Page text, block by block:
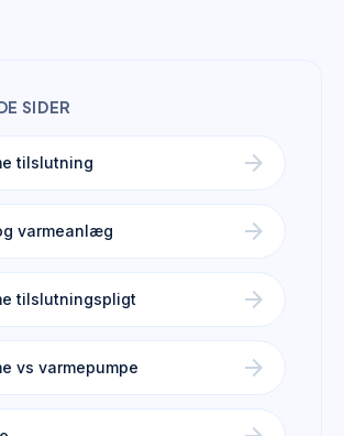
SIDER
tilslutning arrow_forward
varmeanlæg arrow_forward
tilslutningspligt arrow_forward
vs varmepumpe arrow_forward